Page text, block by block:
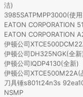
洁)
3985SATPMPP3000(使
EATON CORPORATION
EATON CORPORATION
伊顿公司
伊顿公司DH325NGK(全新
伊顿公司IQDP4130(全新)
伊顿公司XTCE500M22A(
刀具锤s801t24n3s
NSMP